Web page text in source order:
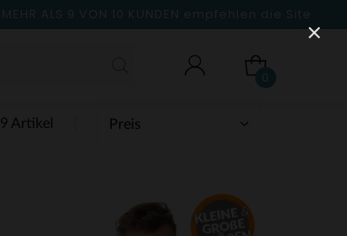
MEHR ALS 9 VON 10 KUNDEN empfehlen die Site
0
9 Artikel